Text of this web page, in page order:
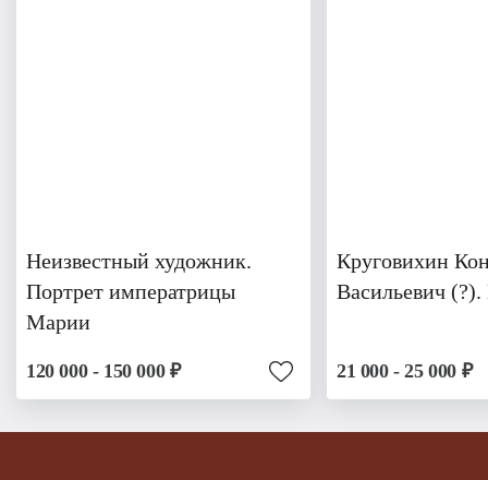
Неизвестный художник.
Портрет императрицы
Марии
120 000 - 150 000 ₽
Круговихин
Васильевич
21 000 - 25 000 ₽